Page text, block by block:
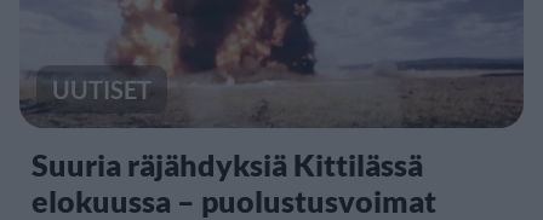
UUTISET
Suuria räjähdyksiä Kittilässä
elokuussa – puolustusvoimat